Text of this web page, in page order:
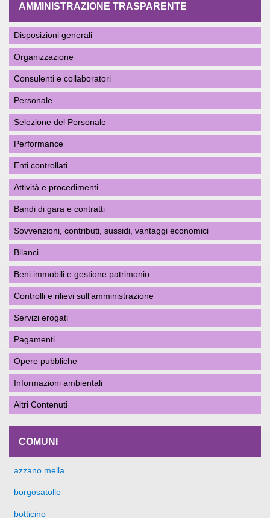
AMMINISTRAZIONE TRASPARENTE
Disposizioni generali
Organizzazione
Consulenti e collaboratori
Personale
Selezione del Personale
Performance
Enti controllati
Attività e procedimenti
Bandi di gara e contratti
Sovvenzioni, contributi, sussidi, vantaggi economici
Bilanci
Beni immobili e gestione patrimonio
Controlli e rilievi sull’amministrazione
Servizi erogati
Pagamenti
Opere pubbliche
Informazioni ambientali
Altri Contenuti
COMUNI
azzano mella
borgosatollo
botticino